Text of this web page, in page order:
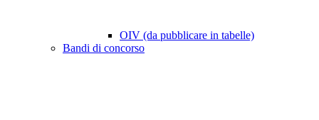
OIV (da pubblicare in tabelle)
Bandi di concorso